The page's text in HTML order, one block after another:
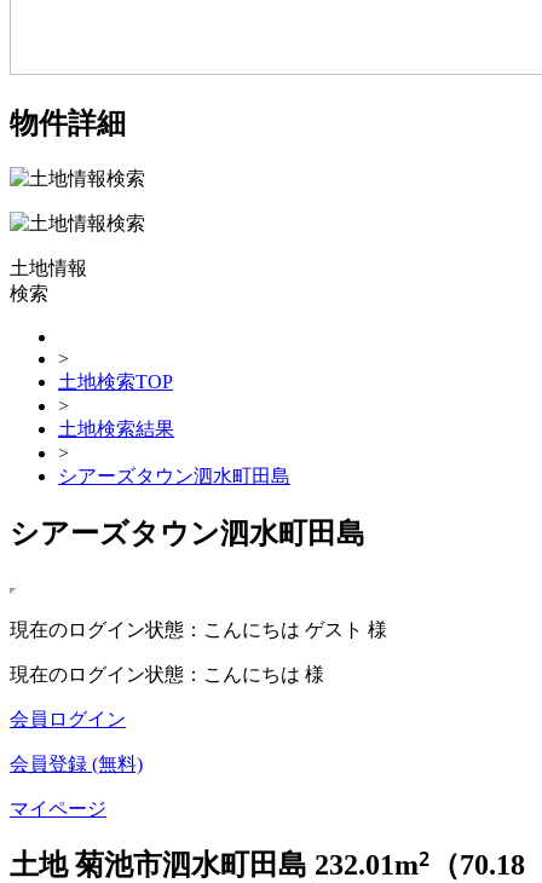
物件詳細
土地情報
検索
>
土地検索TOP
>
土地検索結果
>
シアーズタウン泗水町田島
シアーズタウン泗水町田島
現在のログイン状態：こんにちは ゲスト 様
現在のログイン状態：こんにちは 様
会員ログイン
会員登録 (無料)
マイページ
土地 菊池市泗水町田島 232.01m2
（70.18